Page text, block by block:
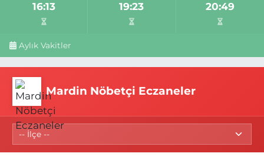
16:13 19:23 20:49
Aylık Vakitler
Mardin Nöbetçi Eczaneler